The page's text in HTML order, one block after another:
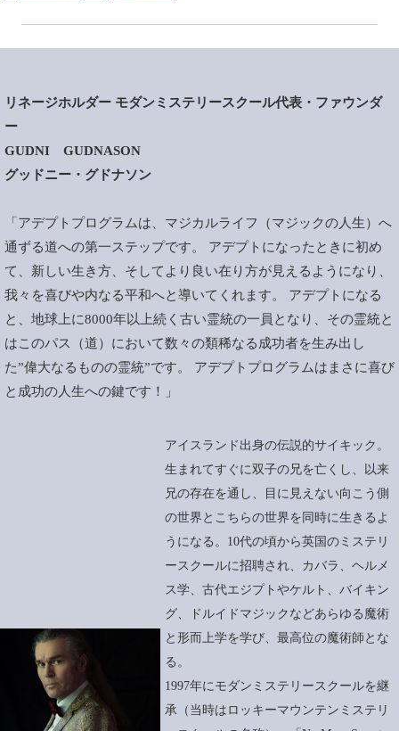
リネージホルダー モダンミステリースクール代表・ファウンダ
ー
GUDNI GUDNASON
グッドニー・グドナソン
「アデプトプログラムは、マジカルライフ（マジックの人生）へ
通ずる道への第一ステップです。 アデプトになったときに初め
て、新しい生き方、そしてより良い在り方が見えるようになり、
我々を喜びや内なる平和へと導いてくれます。 アデプトになる
と、地球上に8000年以上続く古い霊統の一員となり、その霊統と
はこのパス（道）において数々の類稀なる成功者を生み出し
た”偉大なるものの霊統”です。 アデプトプログラムはまさに喜び
と成功の人生への鍵です！」
アイスランド出身の伝説的サイキック。
生まれてすぐに双子の兄を亡くし、以来
兄の存在を通し、目に見えない向こう側
の世界とこちらの世界を同時に生きるよ
うになる。10代の頃から英国のミステリ
ースクールに招聘され、カバラ、ヘルメ
ス学、古代エジプトやケルト、バイキン
グ、ドルイドマジックなどあらゆる魔術
と形而上学を学び、最高位の魔術師とな
る。
1997年にモダンミステリースクールを継
承（当時はロッキーマウンテンミステリ